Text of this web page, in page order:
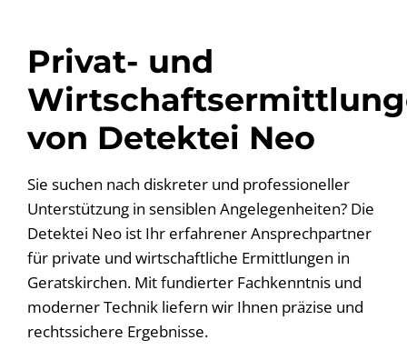
Privat- und
von Detektei Neo
Sie suchen nach diskreter und professioneller
Unterstützung in sensiblen Angelegenheiten? Die
Detektei Neo ist Ihr erfahrener Ansprechpartner
für private und wirtschaftliche Ermittlungen in
Geratskirchen. Mit fundierter Fachkenntnis und
moderner Technik liefern wir Ihnen präzise und
rechtssichere Ergebnisse.